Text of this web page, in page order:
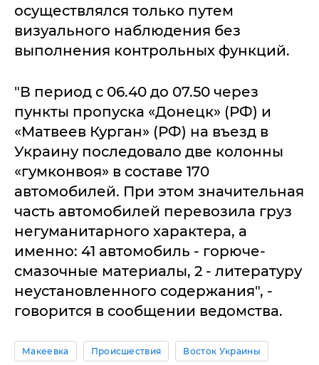
осуществлялся только путем
визуального наблюдения без
выполнения контрольных функций.
"В период с 06.40 до 07.50 через
пункты пропуска «Донецк» (РФ) и
«Матвеев Курган» (РФ) на въезд в
Украину последовало две колонны
«гумконвоя» в составе 170
автомобилей. При этом значительная
часть автомобилей перевозила груз
негуманитарного характера, а
именно: 41 автомобиль - горюче-
смазочные материалы, 2 - литературу
неустановленного содержания", -
говорится в сообщении ведомства.
Макеевка Происшествия Восток Украины